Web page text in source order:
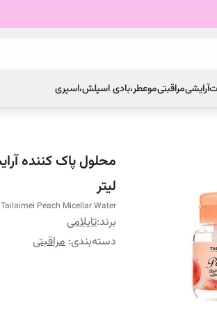
آرایشیمراقبتیموعطر،بادی اسپلش،اسپری
لیتر
Tailaimei Peach Micellar Water
برند:تایلامی
دسته‌بندی: مراقبتی